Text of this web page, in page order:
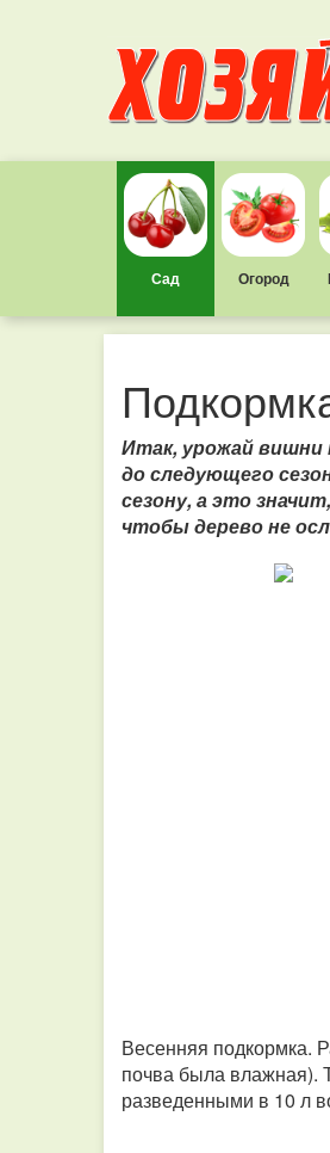
Сад Огород
Итак, урожай вишни
до следующего
сезону, а это
чтобы дерево не
Весенняя подкормка.
почва была влажная).
разведенными в 10 л